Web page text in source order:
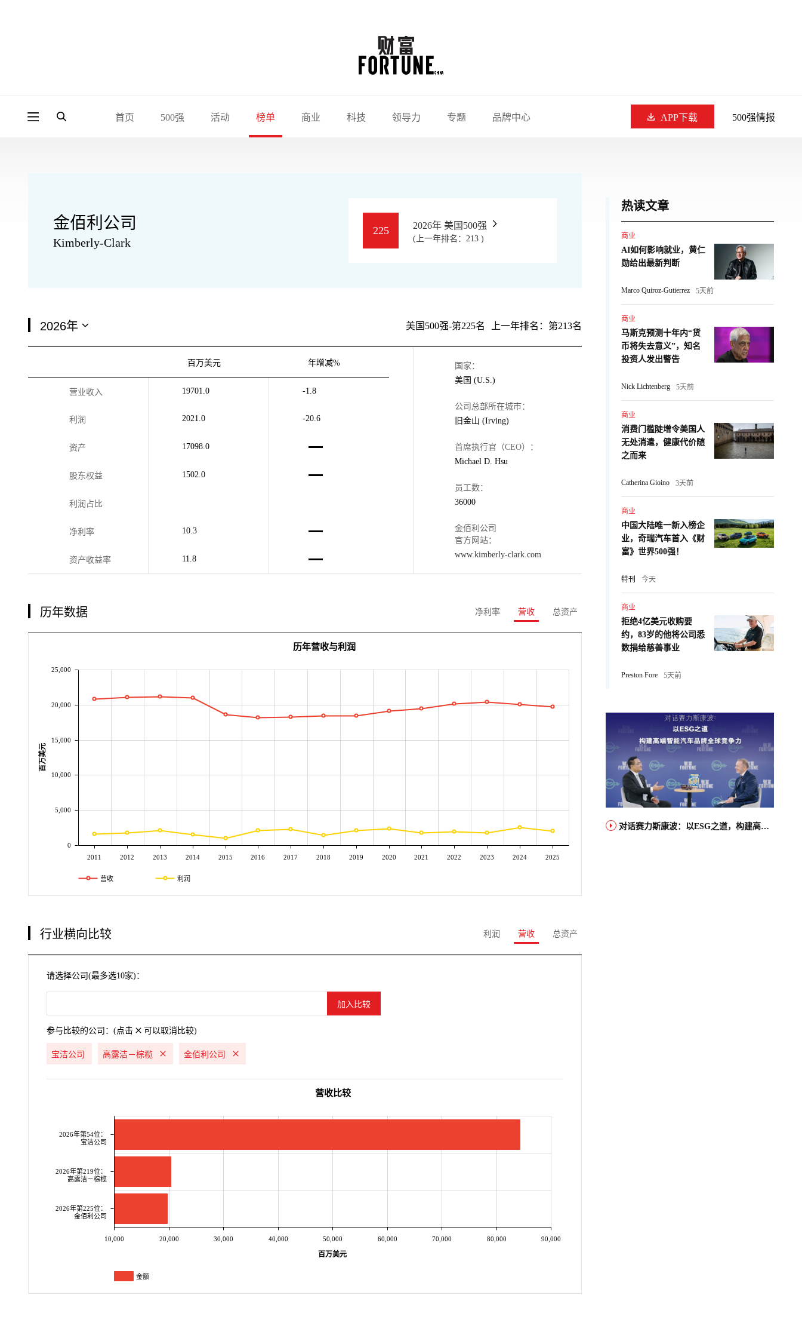
首页 500强 活动 榜单 商业 科技 领导力 专题 品牌中心 APP下载 500强情报
金佰利公司
Kimberly-Clark
225 2026年 美国500强
(上一年排名：213 )
美国500强-第225名 上一年排名：第213名
百万美元 年增减%
营业收入 19701.0 -1.8
利润 2021.0 -20.6
资产 17098.0
股东权益 1502.0
利润占比
净利率 10.3
资产收益率 11.8
国家：
美国 (U.S.)
公司总部所在城市：
旧金山 (Irving)
首席执行官（CEO）：
Michael D. Hsu
员工数：
36000
金佰利公司
官方网站：
www.kimberly-clark.com
历年数据 净利率 营收 总资产
2011 2012 2013 2014 2015 2016 2017 2018 2019 2020 2021 2022 2023 2024 2025
0
5,000
10,000
15,000
20,000
25,000
百万美元
历年营收与利润
营收 利润
行业横向比较 利润 营收 总资产
请选择公司(最多选10家)：
参与比较的公司：(点击 可以取消比较)
宝洁公司 高露洁－棕榄 金佰利公司
2026年第54位：
宝洁公司
2026年第219位：
高露洁－棕榄
2026年第225位：
金佰利公司
10,000 20,000 30,000 40,000 50,000 60,000 70,000 80,000 90,000
百万美元
营收比较
金额
热读文章
商业
AI如何影响就业，黄仁
勋给出最新判断
Marco Quiroz-Gutierrez 5天前
商业
马斯克预测十年内“货
币将失去意义”，知名
投资人发出警告
Nick Lichtenberg 5天前
商业
消费门槛陡增令美国人
无处消遣，健康代价随
之而来
Catherina Gioino 3天前
商业
中国大陆唯一新入榜企
业，奇瑞汽车首入《财
富》世界500强！
特刊 今天
商业
拒绝4亿美元收购要
约，83岁的他将公司悉
数捐给慈善事业
Preston Fore 5天前
对话赛力斯康波：以ESG之道，构建高端智能汽车品牌全球竞争力